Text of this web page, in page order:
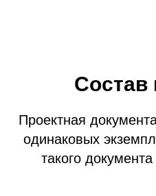
Состав
Проектная
одинаковых
такого